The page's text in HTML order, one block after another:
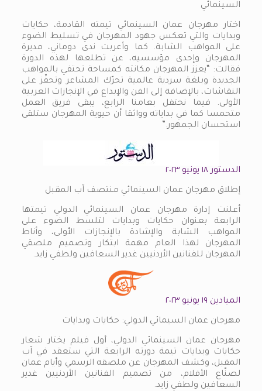
السينمائي
اختار مهرجان عمان السينمائي تيمته القادمة، حكايات
وبدايات والتي تعكس جهود المهرجان في تسليط الضوء
على المواهب الشابة. كما وأعربت ندى دوماني، مديرة
المهرجان وإحدى مؤسسيه، عن تطلعها لهذه الدورة
فقالت: “يعزز المهرجان مكانته كمساحة تحتفي بالمواهب
الجديدة وبلغة سردية عالمية تحرّك المشاعر وتحفّز على
النقاشات، بالإضافة إلى الفن والإبداع في الإنجازات العربية
الأولى. فيما نحتفل بعامنا الرابع، يبقى فريق العمل
متحمسا كما في بداياته وواثقا أن حيوية المهرجان ستلقى
استحسان الجمهور.”
الدستور ١٨ يونيو ٢٠٢٣
إطلاق مهرجان عمان السينمائي منتصف آب المقبل
أعلنت إدارة مهرجان عمان السينمائي الدولي تيمتها
الرابعة بعنوان حكايات وبدايات لتلسط الضوء على
المواهب الشابة والإشادة بالإنجازات الأولى، وأناط
المهرجان لهذا العام مهمة ابتكار وتصميم ملصقي
المهرجان للفنانين الأردنيين غدير السعافين ولطفي زايد.
الميادين ١٩ يونيو ٢٠٢٣
مهرجان عمان السيمائي الدولي: حكايات وبدايات
مهرجان عمان السينمائي الدولي، أول فيلم يختار شعار
حكايات وبدايات تيمة دورته الرابعة التي ستعقد في آب
المقبل، وكشف المهرجان عن ملصقه الرسمي وأيام عمان
لصنّاع الأفلام، من تصميم الفنانين الأردنيين غدير
السعافين ولطفي زايد.